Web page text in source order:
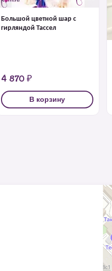
Большой цветной шар с
гирляндой Тассел
4 870 ₽
В корзину